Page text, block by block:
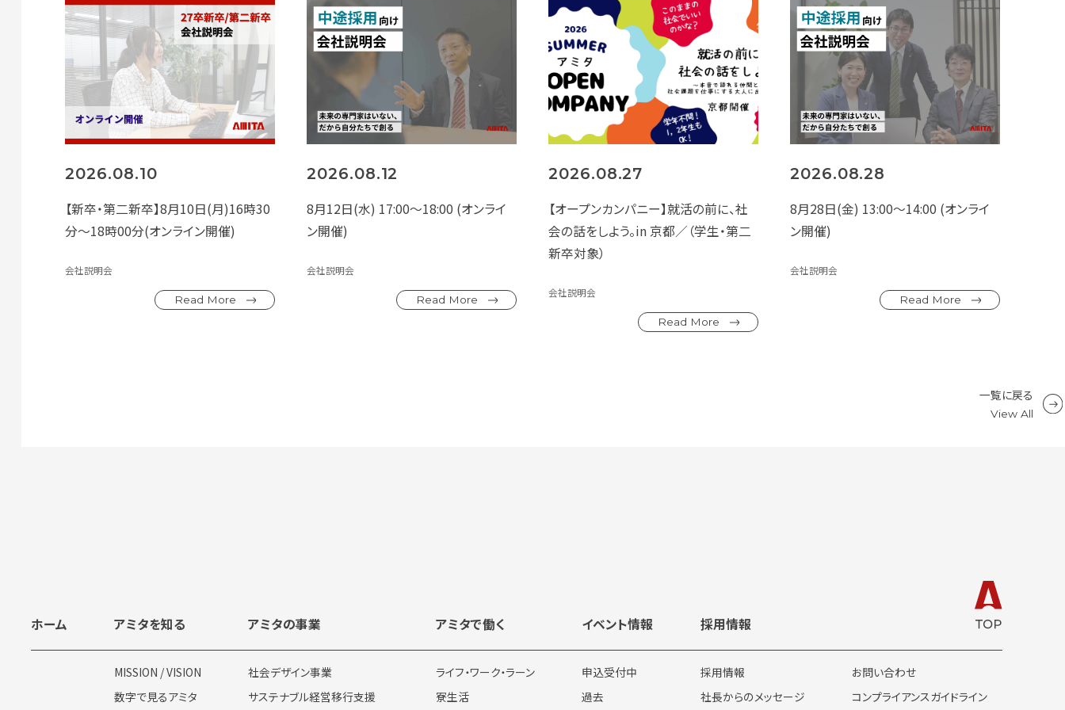
2026.08.10
【新卒・第二新卒】8月10日(月)16時30
分～18時00分(オンライン開催)
会社説明会
Read More
2026.08.12
8月12日(水) 17:00～18:00 (オンライ
ン開催)
会社説明会
Read More
2026.08.27
【オープンカンパニー】就活の前に、社
会の話をしよう。in 京都／（学生・第二
新卒対象）
会社説明会
Read More
2026.08.28
8月28日(金) 13:00～14:00 (オンライ
ン開催)
会社説明会
Read More
一覧に戻る
View All
ホーム アミタを知る
MISSION / VISION
数字で見るアミタ
アミタの事業
社会デザイン事業
サステナブル経営移行支援
アミタで働く
ライフ・ワーク・ラーン
寮生活
イベント情報
申込受付中
過去
採用情報
採用情報
社長からのメッセージ
お問い合わせ
コンプライアンスガイドライン